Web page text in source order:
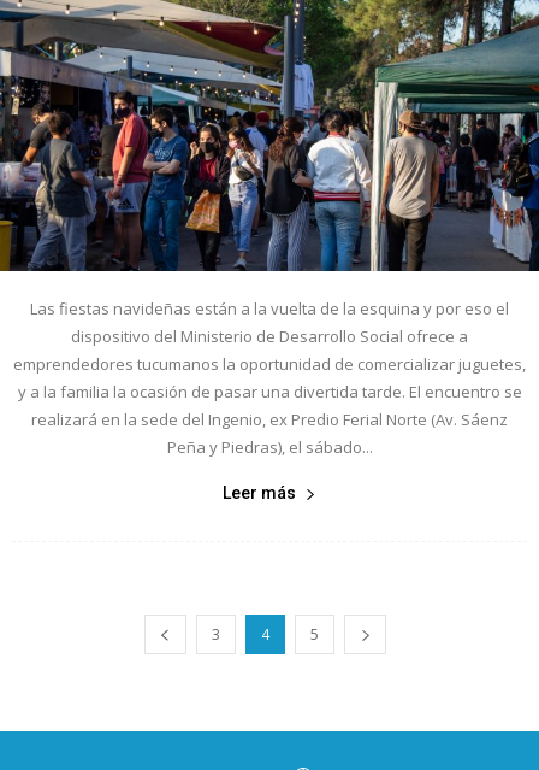
Las fiestas navideñas están a la vuelta de la esquina y por eso el
dispositivo del Ministerio de Desarrollo Social ofrece a
emprendedores tucumanos la oportunidad de comercializar juguetes,
y a la familia la ocasión de pasar una divertida tarde. El encuentro se
realizará en la sede del Ingenio, ex Predio Ferial Norte (Av. Sáenz
Peña y Piedras), el sábado...
Leer más
3 4 5